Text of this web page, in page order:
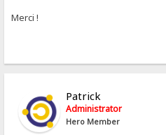
Merci !
Patrick
Administrator
Hero Member